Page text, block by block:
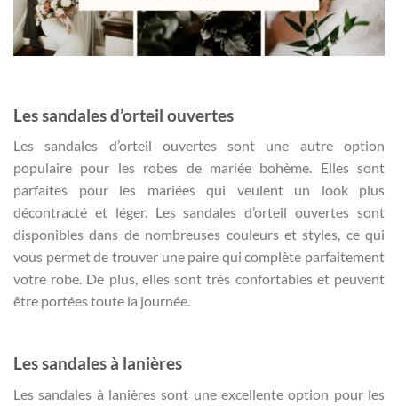
Les sandales d’orteil ouvertes
Les sandales d’orteil ouvertes sont une autre option
populaire pour les robes de mariée bohème. Elles sont
parfaites pour les mariées qui veulent un look plus
décontracté et léger. Les sandales d’orteil ouvertes sont
disponibles dans de nombreuses couleurs et styles, ce qui
vous permet de trouver une paire qui complète parfaitement
votre robe. De plus, elles sont très confortables et peuvent
être portées toute la journée.
Les sandales à lanières
Les sandales à lanières sont une excellente option pour les